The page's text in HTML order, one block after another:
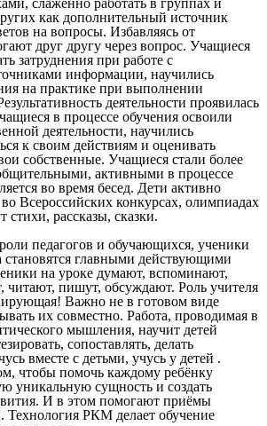
как дополнительный источник
на вопросы. Избавляясь от
друг другу через вопрос. Учащиеся
затруднения при работе с
информации, научились
на практике при выполнении
деятельности проявилась
в процессе обучения освоили
деятельности, научились
к своим действиям и оценивать
собственные. Учащиеся стали более
активными в процессе
во время бесед. Дети активно
Всероссийских конкурсах, олимпиадах
рассказы, сказки.
педагогов и обучающихся, ученики
становятся главными действующими
на уроке думают, вспоминают,
читают, пишут, обсуждают. Роль учителя
Важно не в готовом виде
их совместно. Работа, проводимая в
мышления, научит детей
сопоставлять, делать
вместе с детьми, учусь у детей .
чтобы помочь каждому ребёнку
уникальную сущность и создать
И в этом помогают приёмы
РКМ делает обучение